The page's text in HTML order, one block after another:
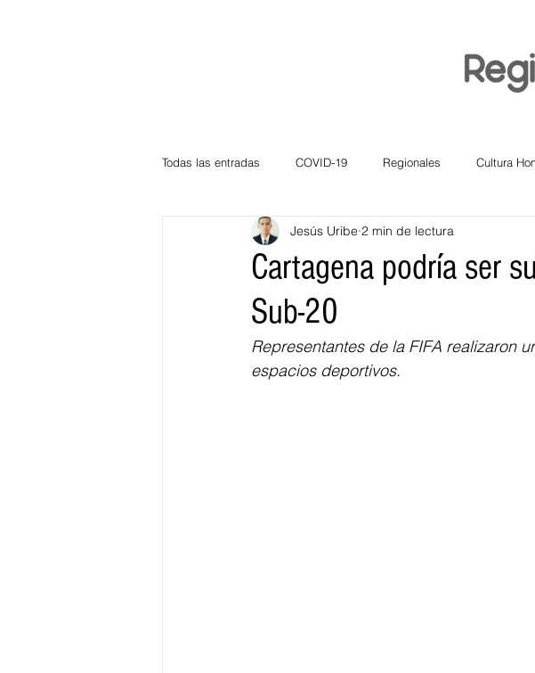
Todas las entradas COVID-19 Regionales Cultura
Atlántico La Guajira Cesar
Bloggeros
Educación BID
Cartagena podría ser
Sub-20
Jesús Uribe 2 min de lectura
Representantes de la FIFA realizaron
espacios deportivos.